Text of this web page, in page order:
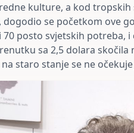
kulture, a kod tropskih
dogodio se početkom ove
posto svjetskih potreba, i
sa 2,5 dolara skočila
staro stanje se ne